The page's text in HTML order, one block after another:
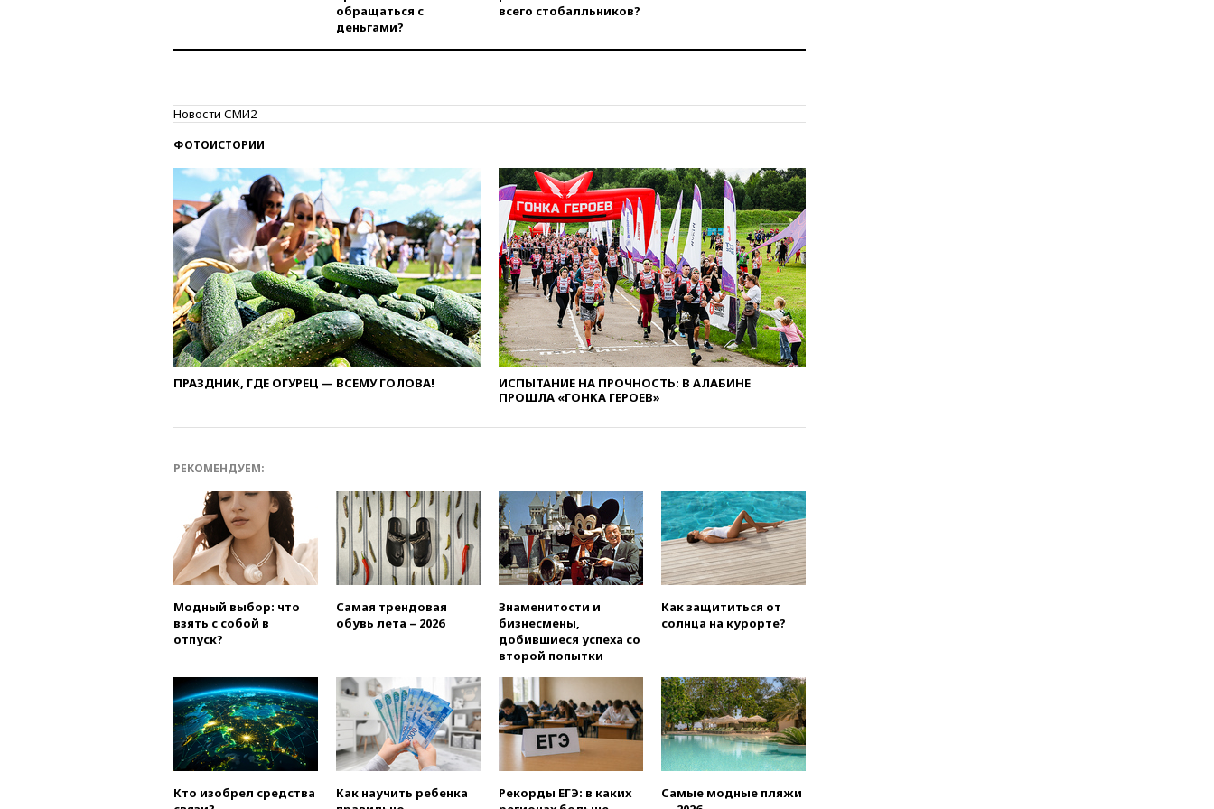
программу по открытию
13:53Сенаторы Аргентины
13:36ABC News: запасы
13:16«Родина» просит
Верховный суд снять «Яблоко»
с выборов
13:11Путин обсудил с
президентом ОАЭ ситуацию в
Персидском заливе и на
Украине
13:09Суд обязал москвичку
выселить из квартиры
крокодила, лису и других
12:51Россия планирует
кофе из России достиг
рекордных показателей
12:30
Российские войска
взяли под контроль село
Анискино в Харьковской
области
Минцифры РФ не
планирует вводить
ограничения на доступ детей
Резаи: Иран не допустит
открытия второго маршрута в
Ормузском проливе
Жители Москвы и
Подмосковья сообщили о
обращаться с
деньгами?
всего стобалльников?
Новости СМИ2
ФОТОИСТОРИИ
ПРАЗДНИК, ГДЕ ОГУРЕЦ — ВСЕМУ ГОЛОВА!
ИСПЫТАНИЕ НА ПРОЧНОСТЬ: В АЛАБИНЕ
ПРОШЛА «ГОНКА ГЕРОЕВ»
РЕКОМЕНДУЕМ:
Модный выбор: что
взять с собой в
отпуск?
Самая трендовая
обувь лета – 2026
Знаменитости и
бизнесмены,
добившиеся успеха со
второй попытки
Как защититься от
солнца на курорте?
Кто изобрел средства
Как научить ребенка
Рекорды ЕГЭ: в каких
Самые модные пляжи